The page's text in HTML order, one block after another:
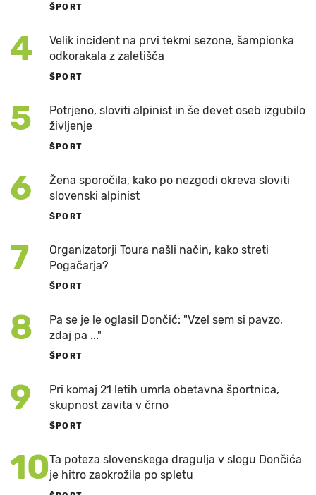
ŠPORT
4
Velik incident na prvi tekmi sezone, šampionka
odkorakala z zaletišča
ŠPORT
5
Potrjeno, sloviti alpinist in še devet oseb izgubilo
življenje
ŠPORT
6
Žena sporočila, kako po nezgodi okreva sloviti
slovenski alpinist
ŠPORT
7
Organizatorji Toura našli način, kako streti
Pogačarja?
ŠPORT
8
Pa se je le oglasil Dončić: "Vzel sem si pavzo,
zdaj pa ..."
ŠPORT
9
Pri komaj 21 letih umrla obetavna športnica,
skupnost zavita v črno
ŠPORT
10Ta poteza slovenskega dragulja v slogu Dončića
je hitro zaokrožila po spletu